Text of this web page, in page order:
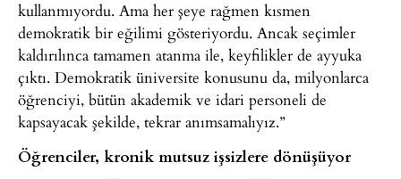
kullanmıyordu. Ama her şeye rağmen kısmen
demokratik bir eğilimi gösteriyordu. Ancak seçimler
kaldırılınca tamamen atanma ile, keyfilikler de ayyuka
çıktı. Demokratik üniversite konusunu da, milyonlarca
öğrenciyi, bütün akademik ve idari personeli de
kapsayacak şekilde, tekrar anımsamalıyız.”
Öğrenciler, kronik mutsuz işsizlere dönüşüyor